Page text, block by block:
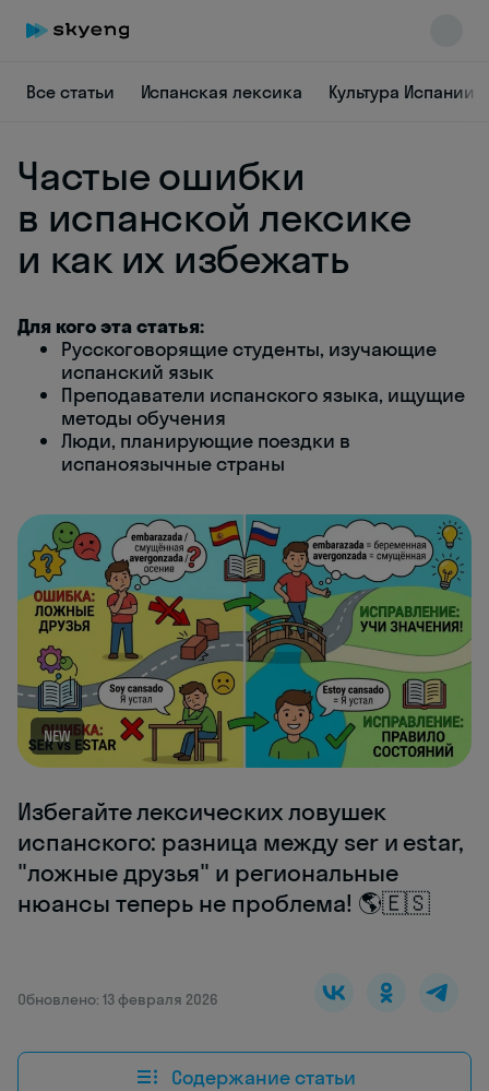
Все статьи Испанская лексика Культура Испании
Частые ошибки
в испанской лексике
и как их избежать
Для кого эта статья:
Русскоговорящие студенты, изучающие
испанский язык
Преподаватели испанского языка, ищущие
методы обучения
Люди, планирующие поездки в
испаноязычные страны
NEW
Избегайте лексических ловушек
испанского: разница между ser и estar,
"ложные друзья" и региональные
нюансы теперь не проблема! 🌎🇪🇸
Обновлено: 13 февраля 2026
Содержание статьи